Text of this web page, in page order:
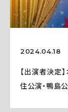
2024.04.18
【出演者決定
住公演・鴨島